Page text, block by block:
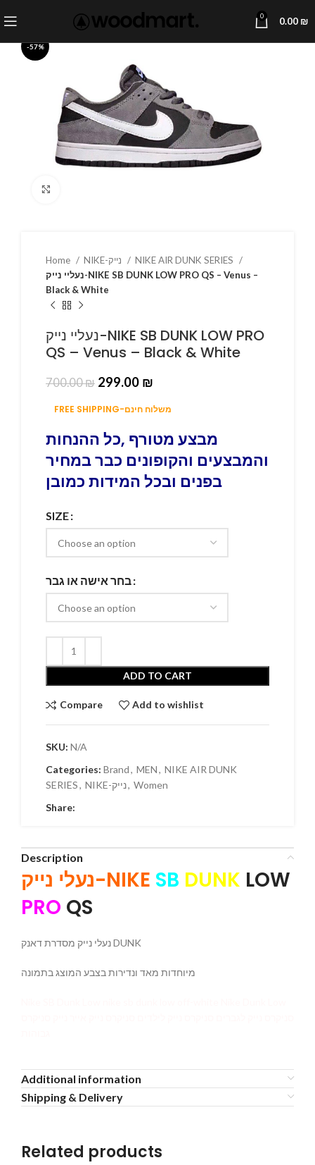
0 0.00 ₪
-57%
Home
NIKE AIR DUNK SERIES
נעליי נייק-NIKE SB DUNK LOW PRO QS – Venus –
Black & White
נעליי נייק-NIKE SB DUNK LOW PRO
QS – Venus – Black & White
700.00₪ 299.00 ₪
FREE SHIPPING-משלוח חינם
מבצע מטורף ,כל ההנחות
והמבצעים והקופונים כבר במחיר
בפנים ובכל המידות כמובן
SIZE
בחר אישה או גבר
ADD TO CART
Compare Add to wishlist
SKU: N/A
Categories: Brand, MEN, NIKE AIR DUNK
SERIES, NIKE-נייק, Women
Share:
Description
נעלי נייק-NIKE SB DUNK LOW
PRO QS
נעלי נייק מסדרת דאנק DUNK
מיוחדות מאד ונדירות בצבע המוצג בתמונה
Additional information
Shipping & Delivery
Related products